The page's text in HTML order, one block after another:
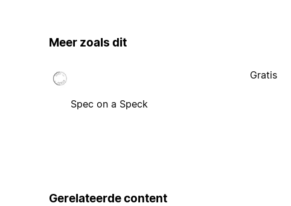
Meer zoals dit
Spec on a Speck
Gratis
Gerelateerde content